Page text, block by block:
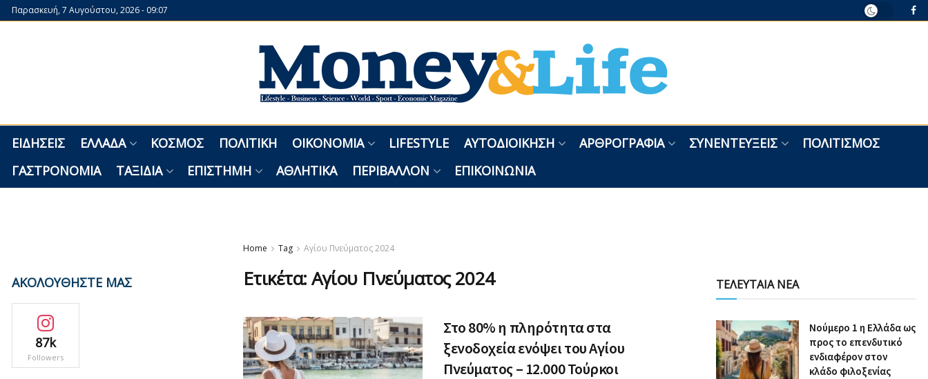
Παρασκευή, 7 Αυγούστου, 2026 - 09:07
ΕΙΔΉΣΕΙΣ ΕΛΛΆΔΑ ΚΌΣΜΟΣ ΠΟΛΙΤΙΚΉ ΟΙΚΟΝΟΜΊΑ LIFESTYLE ΑΥΤΟΔΙΟΊΚΗΣΗ ΑΡΘΡΟΓΡΑΦΊΑ ΣΥΝΕΝΤΕΎΞΕΙΣ
ΠΟΛΙΤΙΣΜΌΣ
ΓΑΣΤΡΟΝΟΜΊΑ
ΤΑΞΊΔΙΑ ΕΠΙΣΤΉΜΗ ΑΘΛΗΤΙΚΆ ΠΕΡΙΒΆΛΛΟΝ ΕΠΙΚΟΙΝΩΝΊΑ
Home Tag Αγίου Πνεύματος 2024
Ετικέτα:Αγίου Πνεύματος 2024
Στο 80% η πληρότητα στα
ξενοδοχεία ενόψει του Αγίου
Πνεύματος – 12.000 Τούρκοι
ΑΚΟΛΟΥΘΗΣΤΕ ΜΑΣ
87k
Followers
ΤΕΛΕΥΤΑΙΑ ΝΕΑ
Nούμερο 1 η Ελλάδα ως
προς το επενδυτικό
ενδιαφέρον στον
κλάδο φιλοξενίας